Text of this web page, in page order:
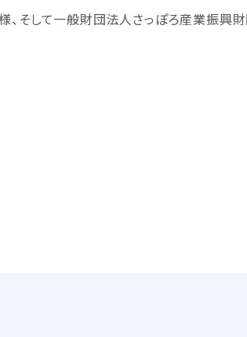
そして一般財団法人さっぽろ産業振興財